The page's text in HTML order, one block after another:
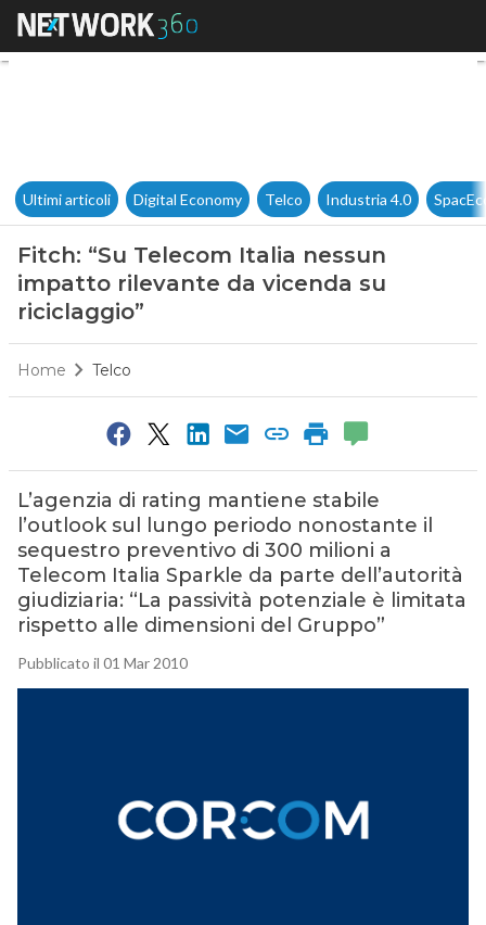
Fitch: “Su Telecom Italia
Ultimi articoli Digital Economy Telco Industria 4.0
Fitch: “Su Telecom Italia nessun
impatto rilevante da vicenda su
riciclaggio”
Home Telco
L’agenzia di rating mantiene stabile
l’outlook sul lungo periodo nonostante il
sequestro preventivo di 300 milioni a
Telecom Italia Sparkle da parte dell’autorità
giudiziaria: “La passività potenziale è limitata
rispetto alle dimensioni del Gruppo”
Pubblicato il 01 Mar 2010